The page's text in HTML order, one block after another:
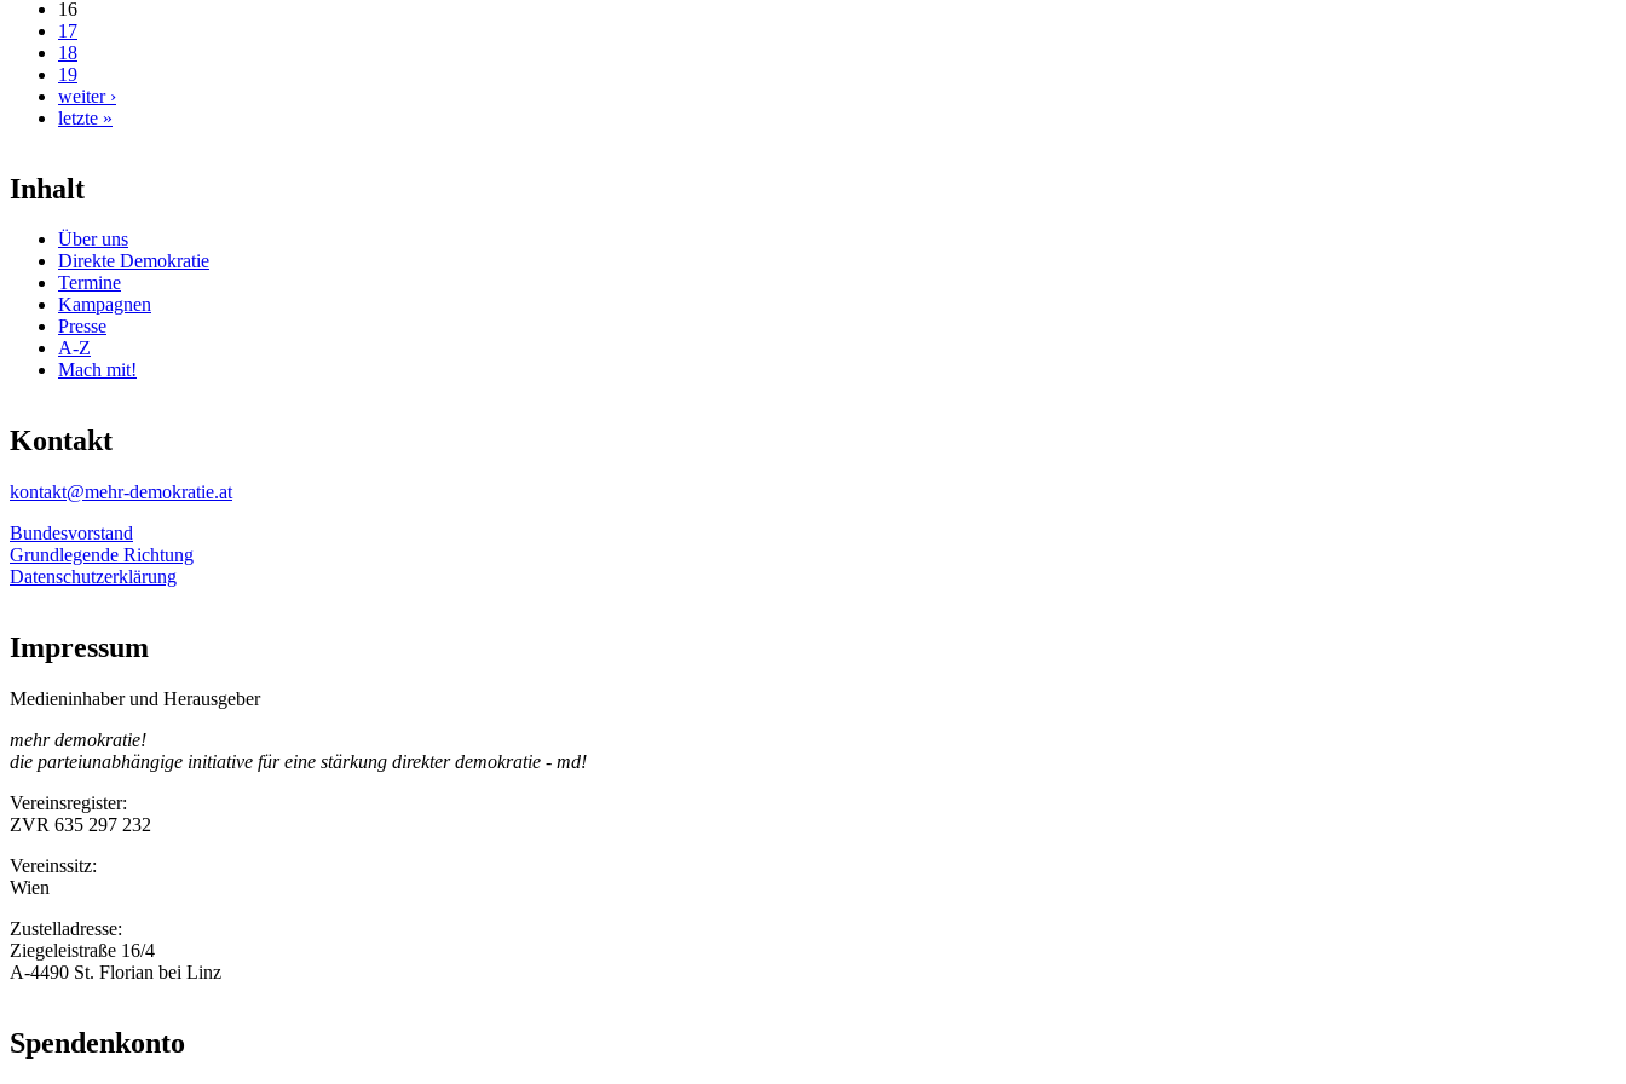
16
17
18
19
weiter ›
letzte »
Inhalt
Über uns
Direkte Demokratie
Termine
Kampagnen
Presse
A-Z
Mach mit!
Kontakt
kontakt@mehr-demokratie.at
Bundesvorstand
Grundlegende Richtung
Datenschutzerklärung
Impressum
Medieninhaber und Herausgeber
mehr demokratie!
die parteiunabhängige initiative für eine stärkung direkter demokratie - md!
Vereinsregister:
ZVR 635 297 232
Vereinssitz:
Wien
Zustelladresse:
Ziegeleistraße 16/4
A-4490 St. Florian bei Linz
Spendenkonto